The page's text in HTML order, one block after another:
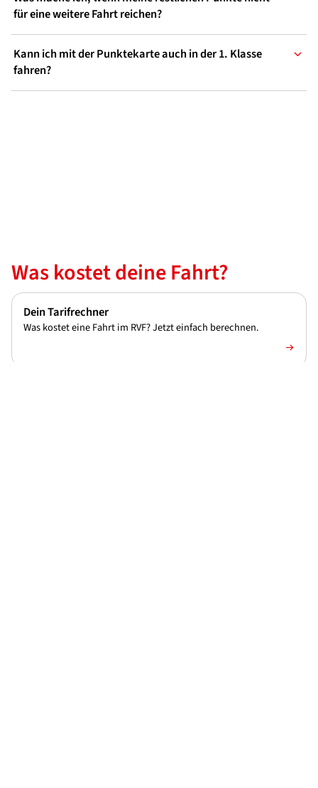
für eine weitere Fahrt reichen?
Kann ich mit der Punktekarte auch in der 1. Klasse
fahren?
Was kostet deine Fahrt?
Dein Tarifrechner
Was kostet eine Fahrt im RVF? Jetzt einfach berechnen.